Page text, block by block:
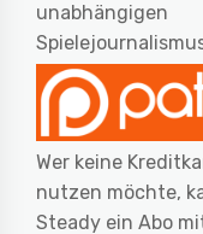
unabhängigen
Wer keine
nutzen möchte,
Steady ein Abo